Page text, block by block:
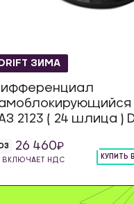
DRIFT ЗИМА
2123 ( 24 шлица )
26 460
ВКЛЮЧАЕТ НДС КУПИТЬ